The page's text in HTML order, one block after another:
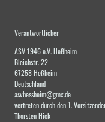
Verantwortlicher
ASV 1946 e.V. Heßheim
Bleichstr. 22
67258 Heßheim
Deutschland
asvhessheim@gmx.de
vertreten durch den 1.
Thorsten Hick